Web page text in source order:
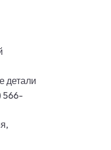
детали
566-